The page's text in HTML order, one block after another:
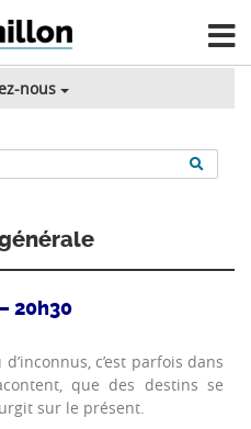
nous
20h30
c’est parfois dans
que des destins se
sur le présent.